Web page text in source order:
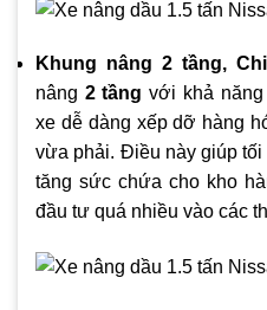
Khung nâng 2 tầng,
nâng 2 tầng với khả
xe dễ dàng xếp dỡ hàng
vừa phải. Điều này giúp
tăng sức chứa cho kho
đầu tư quá nhiều vào các